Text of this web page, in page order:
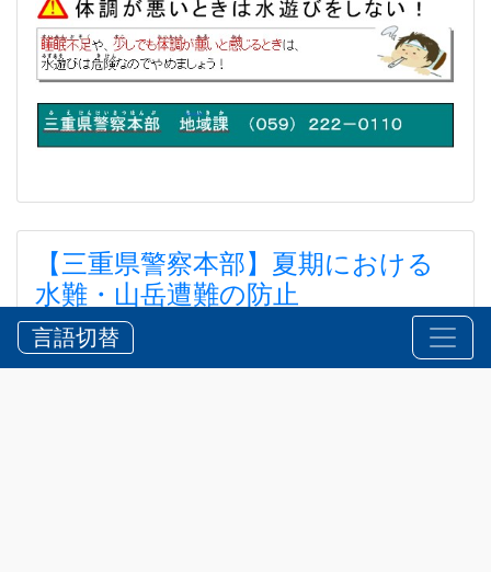
【三重県警察本部】夏期における
水難・山岳遭難の防止
【三重県警察本部】夏期における水難・山岳遭難の防
止
言語切替